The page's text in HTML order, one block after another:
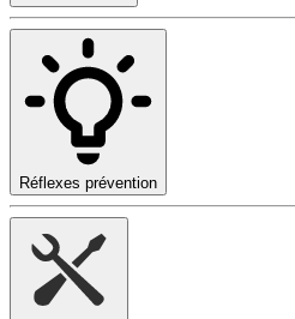
Réflexes prévention